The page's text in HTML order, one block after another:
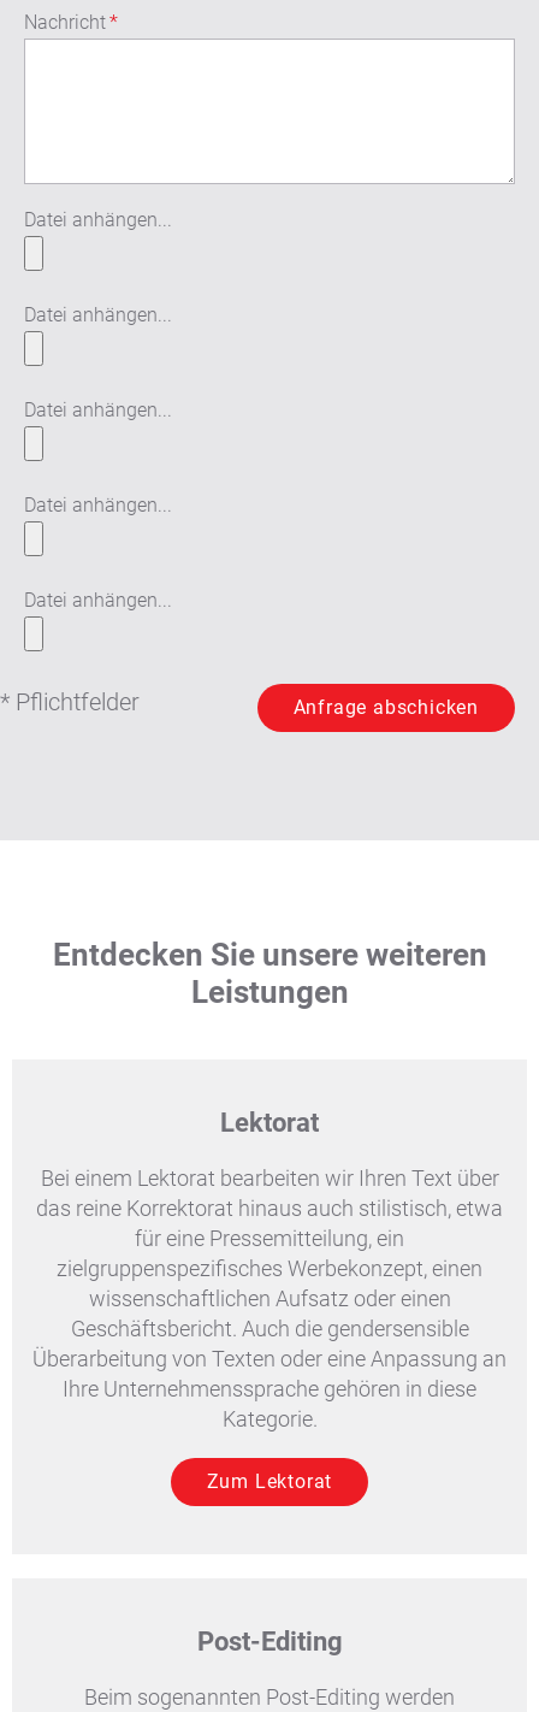
Nachricht*
Datei anhängen...
Datei anhängen...
Datei anhängen...
Datei anhängen...
Datei anhängen...
* Pflichtfelder
Entdecken Sie unsere weiteren
Leistungen
Lektorat
Bei einem Lektorat bearbeiten wir Ihren Text über
das reine Korrektorat hinaus auch stilistisch, etwa
für eine Pressemitteilung, ein
zielgruppenspezifisches Werbekonzept, einen
wissenschaftlichen Aufsatz oder einen
Geschäftsbericht. Auch die gendersensible
Überarbeitung von Texten oder eine Anpassung an
Ihre Unternehmenssprache gehören in diese
Kategorie.
Zum Lektorat
Post-Editing
Beim sogenannten Post-Editing werden